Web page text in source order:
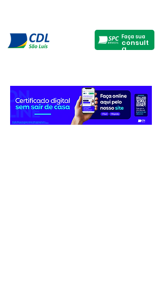
Faça sua
consult
a